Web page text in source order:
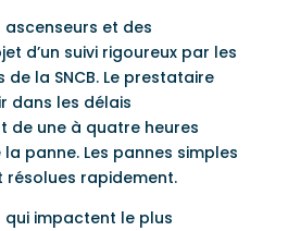
ascenseurs et des
d’un suivi rigoureux par les
la SNCB. Le prestataire
dans les délais
de une à quatre heures
panne. Les pannes simples
rapidement.
qui impactent le plus